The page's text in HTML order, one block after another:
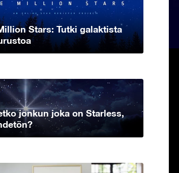
Stars: Tutki galaktista
jonkun joka on Starless,